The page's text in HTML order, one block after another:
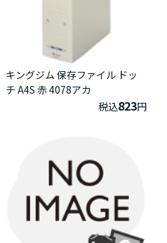
キングジム 保存ファイル ドッ
チ A4S 赤 4078アカ
税込823円